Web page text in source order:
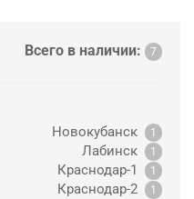
Всего в наличии: 7
Новокубанск 1
Лабинск 1
Краснодар-1 1
Краснодар-2 1